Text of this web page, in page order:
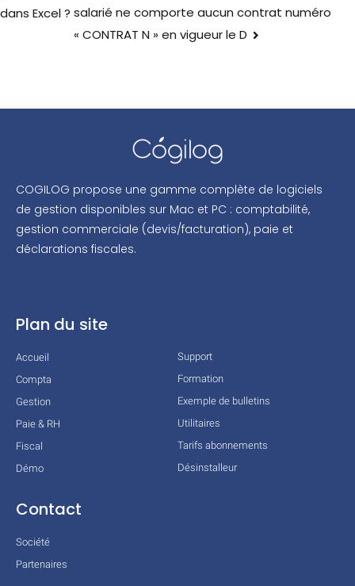
dans Excel ? salarié ne comporte aucun contrat numéro
« CONTRAT N » en vigueur le D
COGILOG propose une gamme complète de logiciels
de gestion disponibles sur Mac et PC : comptabilité,
gestion commerciale (devis/facturation), paie et
déclarations fiscales.
Plan du site
Accueil
Compta
Gestion
Paie & RH
Fiscal
Démo
Support
Formation
Exemple de bulletins
Utilitaires
Tarifs abonnements
Désinstalleur
Contact
Société
Partenaires